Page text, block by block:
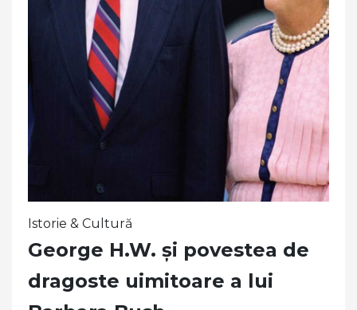
Istorie & Cultură
George H.W. și povestea de
dragoste uimitoare a lui